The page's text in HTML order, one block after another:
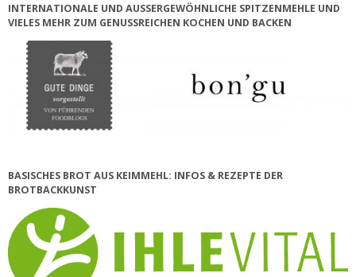
INTERNATIONALE UND AUSSERGEWÖHNLICHE SPITZENMEHLE UND V
IELES MEHR ZUM GENUSSREICHEN KOCHEN UND BACKEN
BASISCHES BROT AUS KEIMMEHL: INFOS & REZEPTE DER
BROTBACKKUNST